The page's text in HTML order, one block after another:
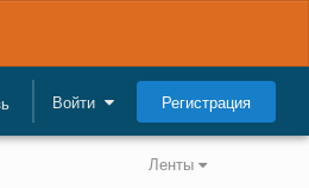
Войти Регистрация
Ленты